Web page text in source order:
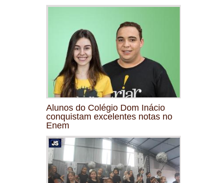
Alunos do Colégio Dom Inácio
conquistam excelentes notas no
Enem